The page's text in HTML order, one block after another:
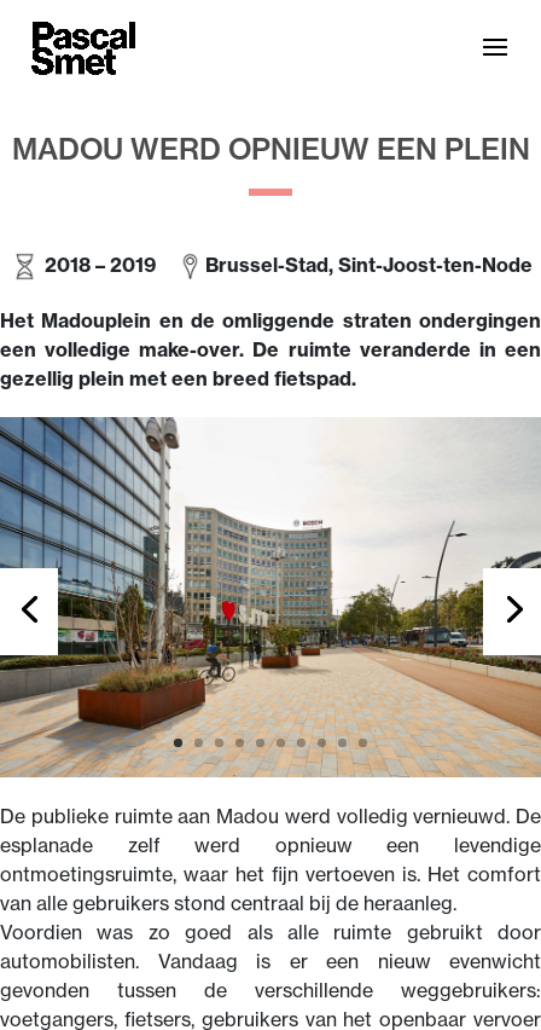
MADOU WERD OPNIEUW EEN PLEIN
2018 – 2019 Brussel-Stad, Sint-Joost-ten-Node
Het Madouplein en de omliggende straten ondergingen
een volledige make-over. De ruimte veranderde in een
gezellig plein met een breed fietspad.
De publieke ruimte aan Madou werd volledig vernieuwd. De
esplanade zelf werd opnieuw een levendige
ontmoetingsruimte, waar het fijn vertoeven is. Het comfort
van alle gebruikers stond centraal bij de heraanleg.
Voordien was zo goed als alle ruimte gebruikt door
automobilisten. Vandaag is er een nieuw evenwicht
gevonden tussen de verschillende weggebruikers:
voetgangers, fietsers, gebruikers van het openbaar vervoer